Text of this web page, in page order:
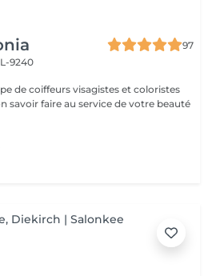
97
9240
de coiffeurs visagistes et coloristes
savoir faire au service de votre beauté